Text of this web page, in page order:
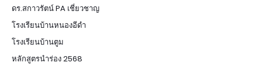
ดร.สกาวรัตน์ PA เชี่ยวชาญ
โรงเรียนบ้านหนองอีดำ
โรงเรียนบ้านตูม
หลักสูตรนำร่อง 2568